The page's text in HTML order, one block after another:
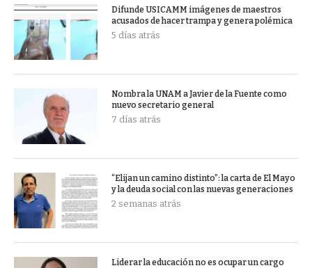
Difunde USICAMM imágenes de maestros
acusados de hacer trampa y genera polémica
5 días atrás
Nombra la UNAM a Javier de la Fuente como
nuevo secretario general
7 días atrás
“Elijan un camino distinto”: la carta de El Mayo
y la deuda social con las nuevas generaciones
2 semanas atrás
Liderar la educación no es ocupar un cargo